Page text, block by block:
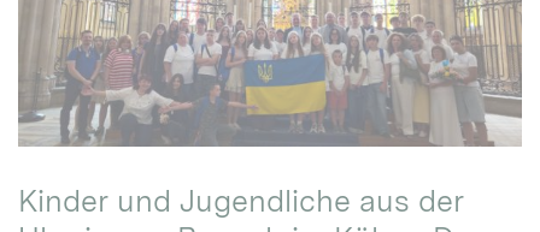
Kinder und Jugendliche aus der